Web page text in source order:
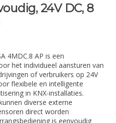
24V DC, 8
4MDC.8 AP is een
het individueel aansturen van
of verbruikers op 24V
flexibele en intelligente
in KNX-installaties.
diverse externe
direct worden
is eenvoudig